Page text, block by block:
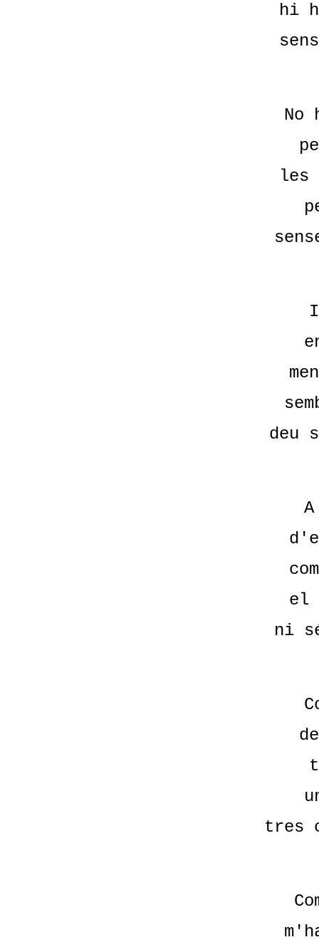
hi
No
les
deu
el
ni
tres